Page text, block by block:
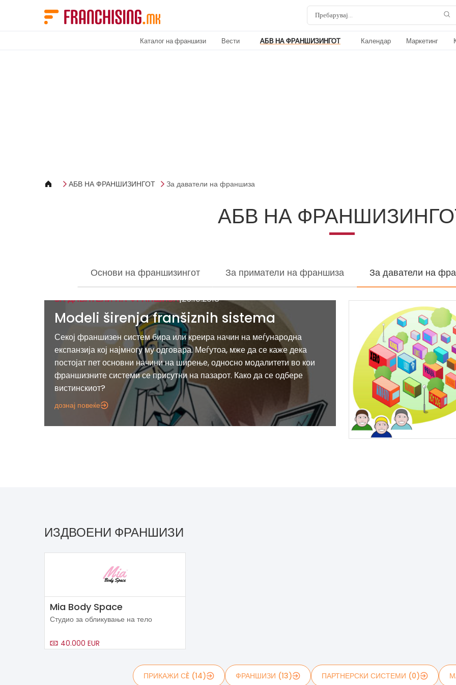
Каталог на франшизи Вести АБВ НА ФРАНШИЗИНГОТ Календар Маркетинг
АБВ НА ФРАНШИЗИНГОТ За даватели на франшиза
АБВ НА
Основи на франшизингот За приматели на франшиза За даватели на
ЗА ДАВАТЕЛИ НА ФРАНШИЗА|25.10.2018
Modeli širenja franšiznih sistema
Секој франшизен систем бира или креира начин на меѓународна
експанзија кој најмногу му одговара. Меѓутоа, мже да се каже дека
постојат пет основни начини на ширење, односно модалитети во кои
франшизните системи се присутни на пазарот. Како да се одбере
вистинскиот?
дознај повеќе
ИЗДВОЕНИ ФРАНШИЗИ
Mia Body Space
Студио за обликување на тело
40.000 EUR
ПРИКАЖИ СÈ (14) ФРАНШИЗИ (13) ПАРТНЕРСКИ СИСТЕМИ (0)